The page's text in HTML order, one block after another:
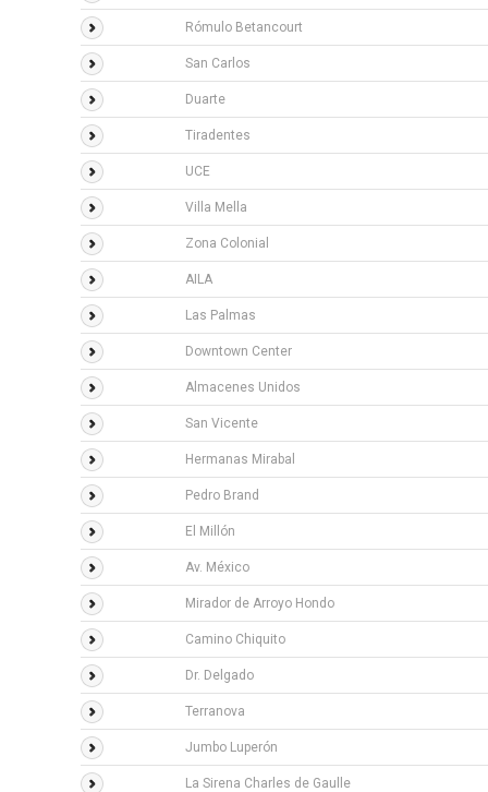
Rómulo Betancourt
San Carlos
Duarte
Tiradentes
UCE
Villa Mella
Zona Colonial
AILA
Las Palmas
Downtown Center
Almacenes Unidos
San Vicente
Hermanas Mirabal
Pedro Brand
El Millón
Av. México
Mirador de Arroyo Hondo
Camino Chiquito
Dr. Delgado
Terranova
Jumbo Luperón
La Sirena Charles de Gaulle